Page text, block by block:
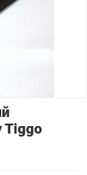
Tiggo